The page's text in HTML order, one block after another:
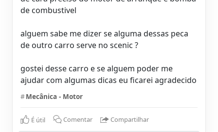
de combustivel
alguem sabe me dizer se alguma dessas peca
de outro carro serve no scenic ?
gostei desse carro e se alguem poder me
ajudar com algumas dicas eu ficarei agradecido
#Mecânica - Motor
É útil Comentar Compartilhar